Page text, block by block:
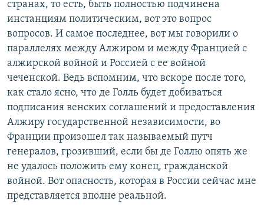
странах, то есть, быть полностью подчинена
инстанциям политическим, вот это вопрос
вопросов. И самое последнее, вот мы говорили о
параллелях между Алжиром и между Францией с
алжирской войной и Россией с ее войной
чеченской. Ведь вспомним, что вскоре после того,
как стало ясно, что де Голль будет добиваться
подписания венских соглашений и предоставления
Алжиру государственной независимости, во
Франции произошел так называемый путч
генералов, грозивший, если бы де Голлю опять же
не удалось положить ему конец, гражданской
войной. Вот опасность, которая в России сейчас мне
представляется вполне реальной.